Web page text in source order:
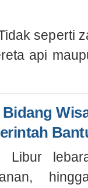
seperti
api
bersih
Libur